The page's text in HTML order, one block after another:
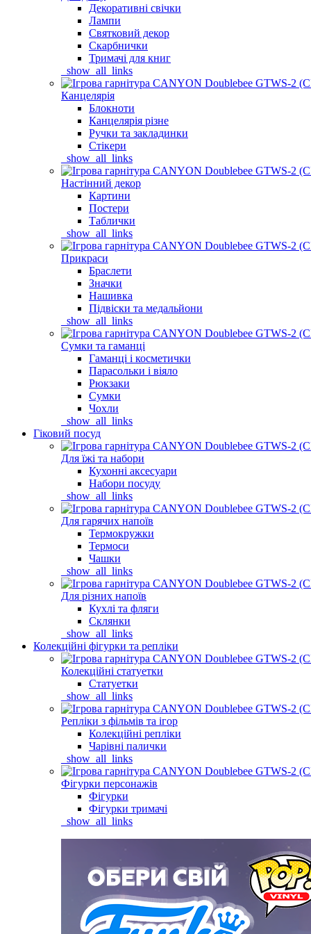
Декоративні свічки
Лампи
Святковий декор
Скарбнички
Тримачі для книг
_show_all_links
Канцелярія
Блокноти
Канцелярія різне
Ручки та закладинки
Стікери
_show_all_links
Настінний декор
Картини
Постери
Таблички
_show_all_links
Прикраси
Браслети
Значки
Нашивка
Підвіски та медальйони
_show_all_links
Сумки та гаманці
Гаманці і косметички
Парасольки і віяло
Рюкзаки
Сумки
Чохли
_show_all_links
Гіковий посуд
Для їжі та набори
Кухонні аксесуари
Набори посуду
_show_all_links
Для гарячих напоїв
Термокружки
Термоси
Чашки
_show_all_links
Для різних напоїв
Кухлі та фляги
Склянки
_show_all_links
Колекційні фігурки та репліки
Колекційні статуетки
Статуетки
_show_all_links
Репліки з фільмів та ігор
Колекційні репліки
Чарівні палички
_show_all_links
Фігурки персонажів
Фігурки
Фігурки тримачі
_show_all_links